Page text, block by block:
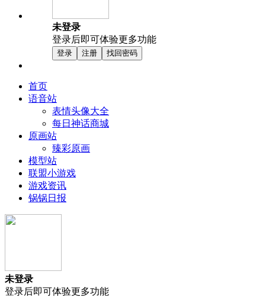
未登录
登录后即可体验更多功能
登录 注册 找回密码
首页
语音站
表情头像大全
每日神话商城
原画站
臻彩原画
模型站
联盟小游戏
游戏资讯
锅锅日报
未登录
登录后即可体验更多功能